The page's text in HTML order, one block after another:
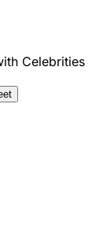
Celebrities